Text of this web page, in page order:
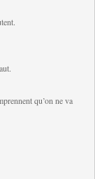
qu’on ne va